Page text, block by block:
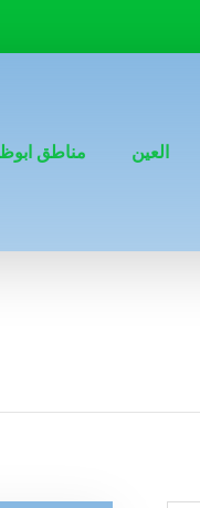
العين مناطق